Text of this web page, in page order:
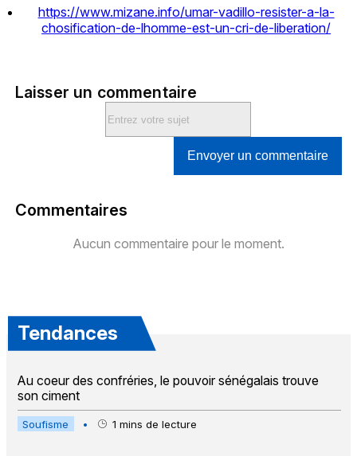
https://www.mizane.info/umar-vadillo-resister-a-la-
chosification-de-lhomme-est-un-cri-de-liberation/
Laisser un commentaire
Envoyer un commentaire
Commentaires
Aucun commentaire pour le moment.
Tendances
Au coeur des confréries, le pouvoir sénégalais trouve
son ciment
Soufisme • 1 mins de lecture